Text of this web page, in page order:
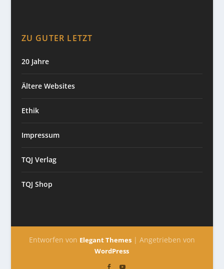
ZU GUTER LETZT
20 Jahre
Ältere Websites
Ethik
Impressum
TQJ Verlag
TQJ Shop
Entworfen von Elegant Themes| Angetrieben von
WordPress